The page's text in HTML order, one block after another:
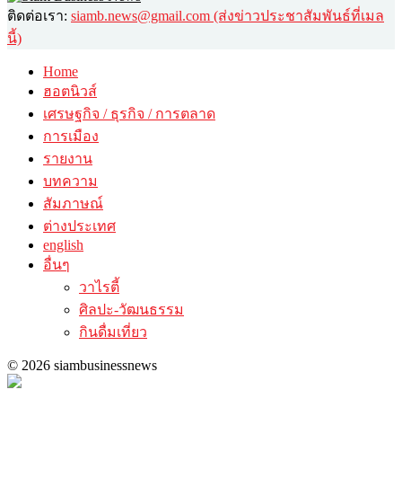
ติดต่อเรา: siamb.news@gmail.com (ส่งข่าวประชาสัมพันธ์ที่เมล
นี้)
Home
ฮอตนิวส์
เศรษฐกิจ / ธุรกิจ / การตลาด
การเมือง
รายงาน
บทความ
สัมภาษณ์
ต่างประเทศ
english
อื่นๆ
วาไรตี้
ศิลปะ-วัฒนธรรม
กินดื่มเที่ยว
© 2026 siambusinessnews